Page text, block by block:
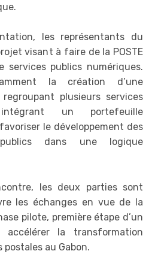
les représentants du
visant à faire de la POSTE
services publics numériques.
la création d’une
plusieurs services
un portefeuille
le développement des
dans une logique
les deux parties sont
les échanges en vue de la
pilote, première étape d’un
la transformation
au Gabon.